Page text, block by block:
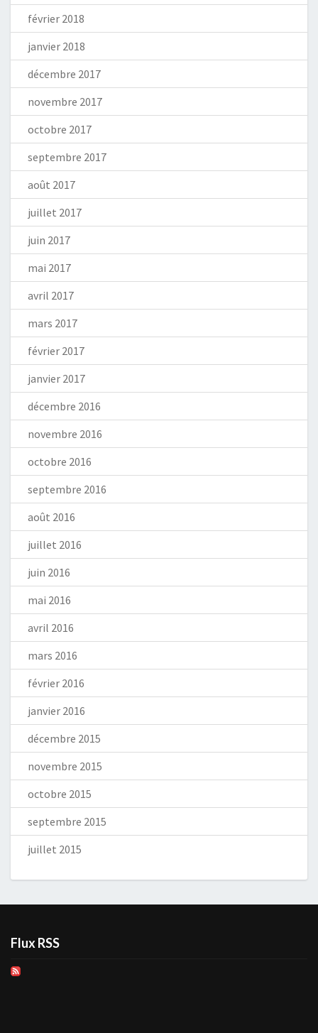
février 2018
janvier 2018
décembre 2017
novembre 2017
octobre 2017
septembre 2017
août 2017
juillet 2017
juin 2017
mai 2017
avril 2017
mars 2017
février 2017
janvier 2017
décembre 2016
novembre 2016
octobre 2016
septembre 2016
août 2016
juillet 2016
juin 2016
mai 2016
avril 2016
mars 2016
février 2016
janvier 2016
décembre 2015
novembre 2015
octobre 2015
septembre 2015
juillet 2015
Flux RSS